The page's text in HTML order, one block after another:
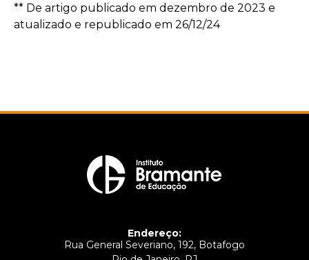
** De artigo publicado em dezembro de 2023 e
atualizado e republicado em 26/12/24
Endereço:
Rua General Severiano, 192, Botafogo